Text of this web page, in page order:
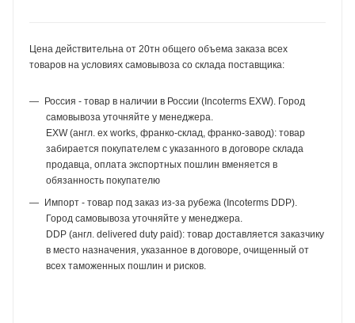
Цена действительна от 20тн общего объема заказа всех
товаров на условиях самовывоза со склада поставщика:
Россия - товар в наличии в России (Incoterms EXW). Город
самовывоза уточняйте у менеджера.
EXW (англ. ex works, франко-склад, франко-завод): товар
забирается покупателем с указанного в договоре склада
продавца, оплата экспортных пошлин вменяется в
обязанность покупателю
Импорт - товар под заказ из-за рубежа (Incoterms DDP).
Город самовывоза уточняйте у менеджера.
DDP (англ. delivered duty paid): товар доставляется заказчику
в место назначения, указанное в договоре, очищенный от
всех таможенных пошлин и рисков.